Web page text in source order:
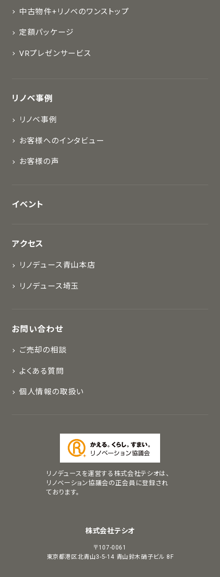
中古物件+リノベのワンストップ
定額パッケージ
VRプレゼンサービス
リノベ事例
リノベ事例
お客様へのインタビュー
お客様の声
イベント
アクセス
リノデュース青山本店
リノデュース埼玉
お問い合わせ
ご売却の相談
よくある質問
個人情報の取扱い
リノデュースを運営する株式会社テシオは、
リノベーション協議会の正会員に登録され
ております。
株式会社テシオ
〒107-0061
東京都港区北青山3-5-14 青山鈴木硝子ビル 8F